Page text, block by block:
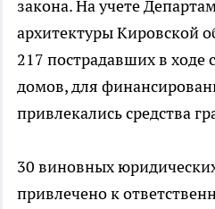
закона. На учете
архитектуры Кировской
217 пострадавших в ходе
домов, для
привлекались средства
30 виновных
привлечено к